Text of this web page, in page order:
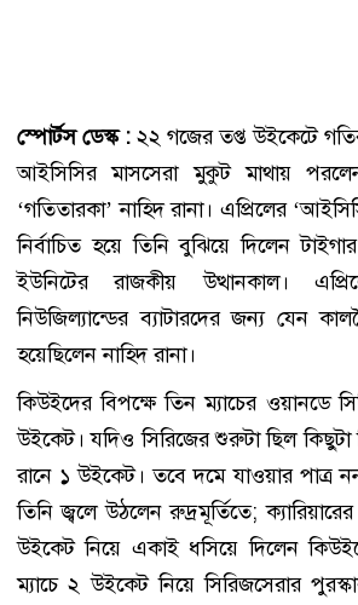
স্পোর্টস ডেস্ক: ২২ গজের তপ্ত উইকেটে
আইসিসির মাসসেরা মুকুট মাথায়
‘গতিতারকা’ নাহিদ রানা। এপ্রিলের
নির্বাচিত হয়ে তিনি বুঝিয়ে দিলেন
ইউনিটের রাজকীয় উত্থানকাল।
নিউজিল্যান্ডের ব্যাটারদের জন্য যেন
হয়েছিলেন নাহিদ রানা।
কিউইদের বিপক্ষে তিন ম্যাচের ওয়ানডে
উইকেট। যদিও সিরিজের শুরুটা ছিল কিছুটা
রানে ১ উইকেট। তবে দমে যাওয়ার পাত্র নন
তিনি জ্বলে উঠলেন রুদ্রমূর্তিতে;
উইকেট নিয়ে একাই ধসিয়ে দিলেন
ম্যাচে ২ উইকেট নিয়ে সিরিজসেরার